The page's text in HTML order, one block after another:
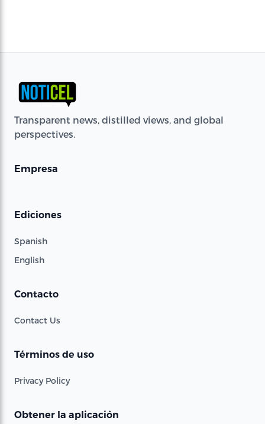
Transparent news, distilled views, and global
perspectives.
Empresa
Ediciones
Spanish
English
Contacto
Contact Us
Términos de uso
Privacy Policy
Obtener la aplicación